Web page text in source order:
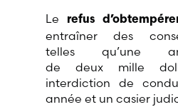
Le
refus
entraîner des
telles qu’une
de deux mille
interdiction de
année et un casier